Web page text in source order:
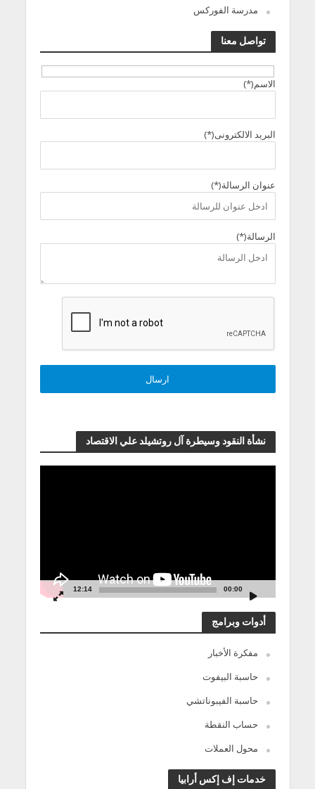
مدرسة الفوركس
تواصل معنا
الاسم(*)
البريد الالكترونى(*)
عنوان الرسالة(*)
الرسالة(*)
نشأة النقود وسيطرة آل روتشيلد علي الاقتصاد
00:00
12:14
أدوات وبرامج
مفكرة الأخبار
حاسبة البيفوت
حاسبة الفيبوناتشي
حساب النقطة
محول العملات
خدمات إف إكس أرابيا